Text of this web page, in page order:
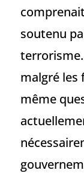
soutenu
malgré les
même